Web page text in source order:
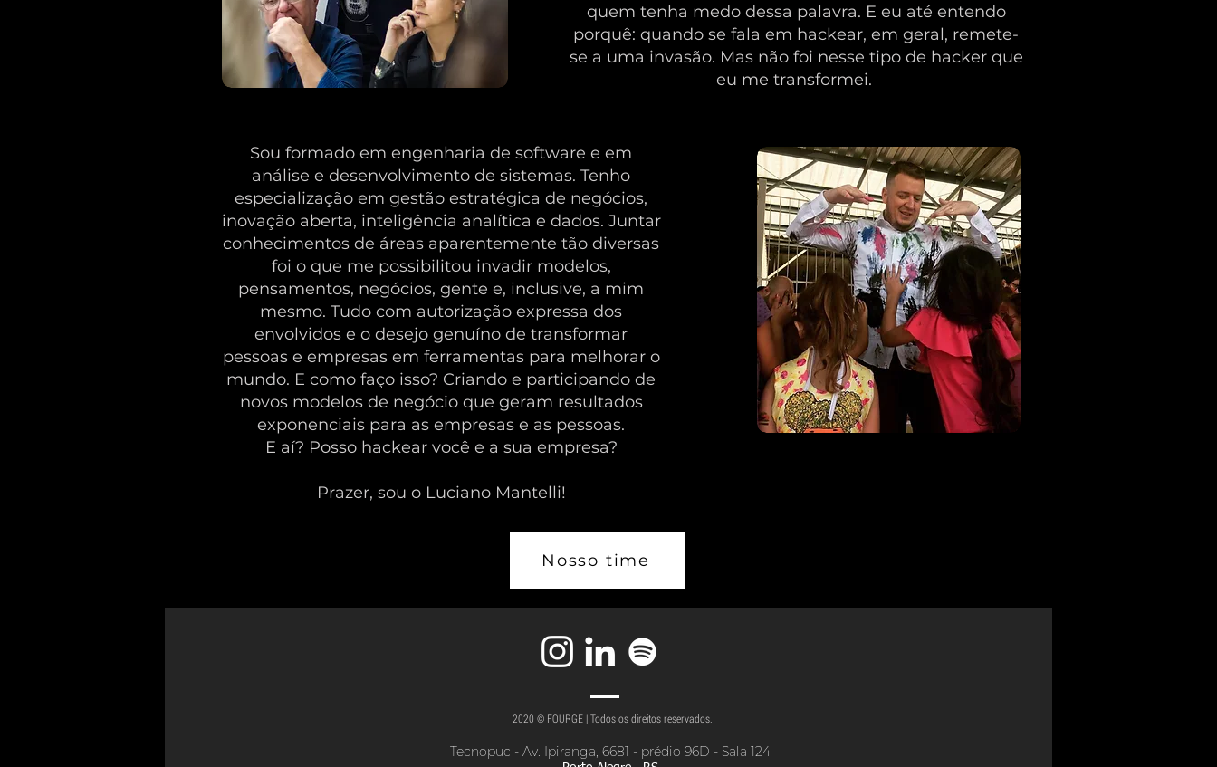
quem tenha medo dessa palavra. E eu até entendo
porquê: quando se fala em hackear, em geral, remete-
se a uma invasão. Mas não foi nesse tipo de hacker que
eu me transformei.
Sou formado em engenharia de software e em
análise e desenvolvimento de sistemas. Tenho
especialização em gestão estratégica de negócios,
inovação aberta, inteligência analítica e dados. Juntar
conhecimentos de áreas aparentemente tão diversas
foi o que me possibilitou invadir modelos,
pensamentos, negócios, gente e, inclusive, a mim
mesmo. Tudo com autorização expressa dos
envolvidos e o desejo genuíno de transformar
pessoas e empresas em ferramentas para melhorar o
mundo. E como faço isso? Criando e participando de
novos modelos de negócio que geram resultados
exponenciais para as empresas e as pessoas.
E aí? Posso hackear você e a sua empresa?
Prazer, sou o Luciano Mantelli!
Nosso time
2020 © FOURGE | Todos os direitos reservados.
Tecnopuc - Av. Ipiranga, 6681 - prédio 96D - Sala 124